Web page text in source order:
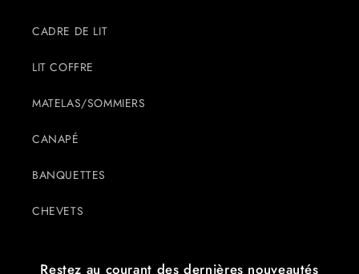
CADRE DE LIT
LIT COFFRE
MATELAS/SOMMIERS
CANAPÉ
BANQUETTES
CHEVETS
Restez au courant des dernières nouveautés